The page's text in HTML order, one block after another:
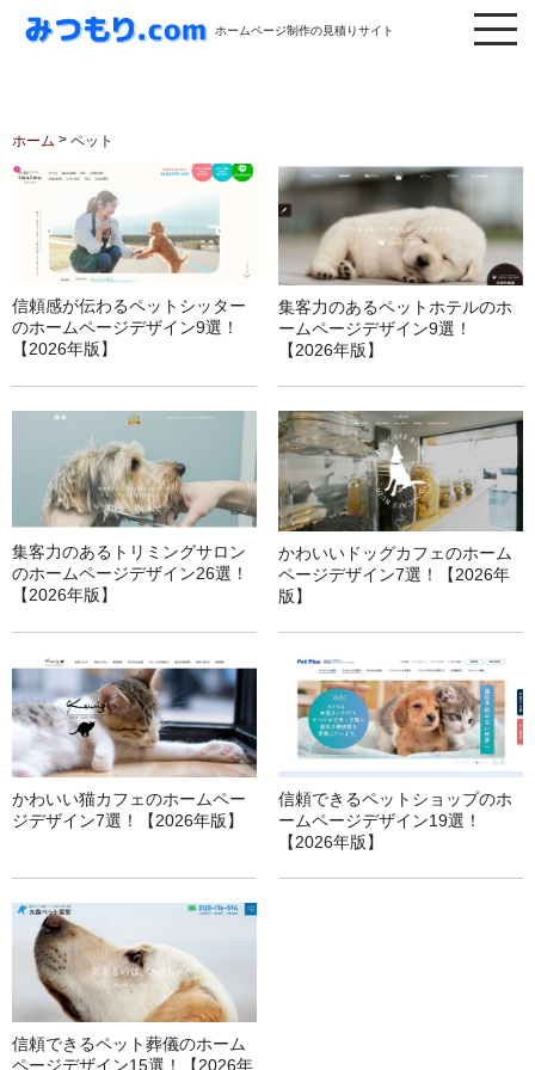
ホームページ制作の見積りサイト
ホーム > ペット
信頼感が伝わるペットシッター
のホームページデザイン9選！
【2026年版】
集客力のあるペットホテルのホ
ームページデザイン9選！
【2026年版】
集客力のあるトリミングサロン
のホームページデザイン26選！
【2026年版】
かわいいドッグカフェのホーム
ページデザイン7選！【2026年
版】
かわいい猫カフェのホームペー
ジデザイン7選！【2026年版】
信頼できるペットショップのホ
ームページデザイン19選！
【2026年版】
信頼できるペット葬儀のホーム
ページデザイン15選！【2026年